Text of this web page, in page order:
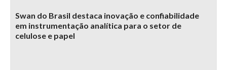
Swan do Brasil destaca inovação e confiabilidade
em instrumentação analítica para o setor de
celulose e papel